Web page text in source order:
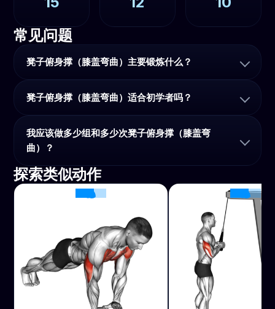
常见问题
凳子俯身撑（膝盖弯曲）主要锻炼什么？
凳子俯身撑（膝盖弯曲）适合初学者吗？
我应该做多少组和多少次凳子俯身撑（膝盖弯
曲）？
探索类似动作